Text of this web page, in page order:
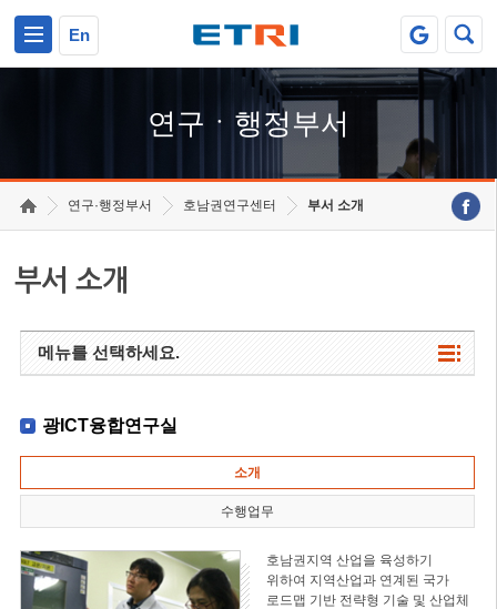
En
연구ㆍ행정부서
연구·행정부서 호남권연구센터 부서 소개
부서 소개
메뉴를 선택하세요.
광ICT융합연구실
소개
수행업무
호남권지역 산업을 육성하기
위하여 지역산업과 연계된 국가
로드맵 기반 전략형 기술 및 산업체